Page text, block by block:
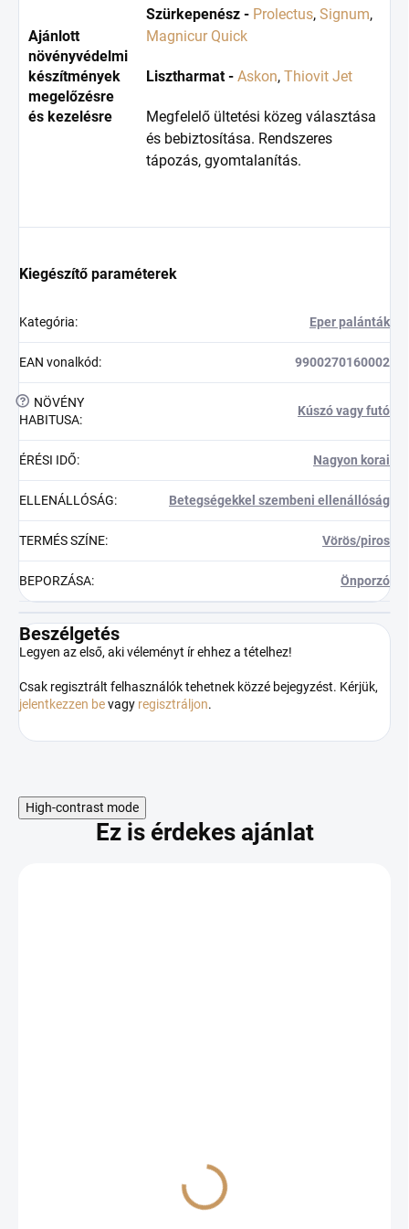
Ajánlott
növényvédelmi
készítmények
megelőzésre
és kezelésre
Szürkepenész - Prolectus, Signum,
Magnicur Quick
Lisztharmat - Askon, Thiovit Jet
Megfelelő ültetési közeg választása
és bebiztosítása. Rendszeres
tápozás, gyomtalanítás.
Kiegészítő paraméterek
Kategória: Eper palánták
EAN vonalkód: 9900270160002
?
NÖVÉNY
HABITUSA:
Kúszó vagy futó
ÉRÉSI IDŐ: Nagyon korai
ELLENÁLLÓSÁG: Betegségekkel szembeni ellenállóság
TERMÉS SZÍNE: Vörös/piros
BEPORZÁSA: Önporzó
Beszélgetés
Legyen az első, aki véleményt ír ehhez a tételhez!
Csak regisztrált felhasználók tehetnek közzé bejegyzést. Kérjük,
jelentkezzen bevagy regisztráljon.
High-contrast mode
Ez is érdekes ajánlat